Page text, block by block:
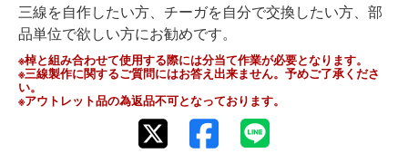
三線を自作したい方、チーガを自分で交換したい方、部
品単位で欲しい方にお勧めです。
※棹と組み合わせて使用する際には分当て作業が必要となります。
※三線製作に関するご質問にはお答え出来ません。予めご了承くださ
い。
※アウトレット品の為返品不可となっております。